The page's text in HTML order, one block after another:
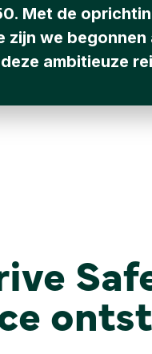
Met de
zijn we begonnen
ambitieuze